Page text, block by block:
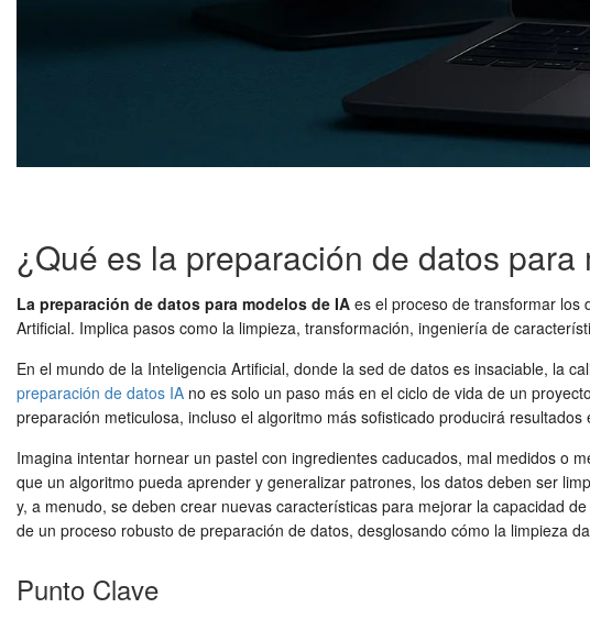
¿Qué es la preparación de datos para
La preparación de datos para modelos de IA es el proceso de transformar los
Artificial. Implica pasos como la limpieza, transformación, ingeniería de
En el mundo de la Inteligencia Artificial, donde la sed de datos es insaciable, la
preparación de datos IA no es solo un paso más en el ciclo de vida de un
preparación meticulosa, incluso el algoritmo más sofisticado producirá
Imagina intentar hornear un pastel con ingredientes caducados, mal medidos o
que un algoritmo pueda aprender y generalizar patrones, los datos deben ser
y, a menudo, se deben crear nuevas características para mejorar la capacidad
de un proceso robusto de preparación de datos, desglosando cómo la limpieza
Punto Clave